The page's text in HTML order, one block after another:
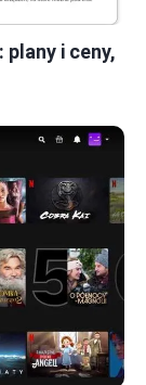
i ceny,